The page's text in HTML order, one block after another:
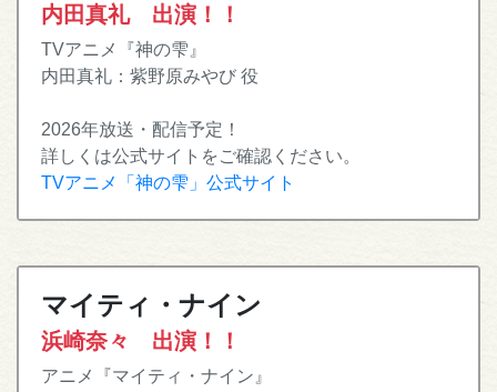
内田真礼 出演！！
TVアニメ『神の雫』
内田真礼：紫野原みやび 役
2026年放送・配信予定！
詳しくは公式サイトをご確認ください。
TVアニメ「神の雫」公式サイト
マイティ・ナイン
浜崎奈々 出演！！
アニメ『マイティ・ナイン』